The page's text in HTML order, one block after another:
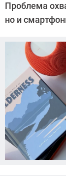
Довлатова
Проблема
но и